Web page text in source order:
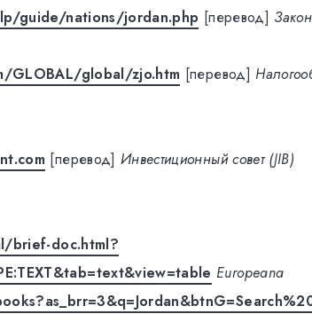
guide/nations/jordan.php [перевод]
GLOBAL/global/zjo.htm [перевод]
[перевод] Инвестиционный совет (JIB)
brief-doc.html?
Europeana